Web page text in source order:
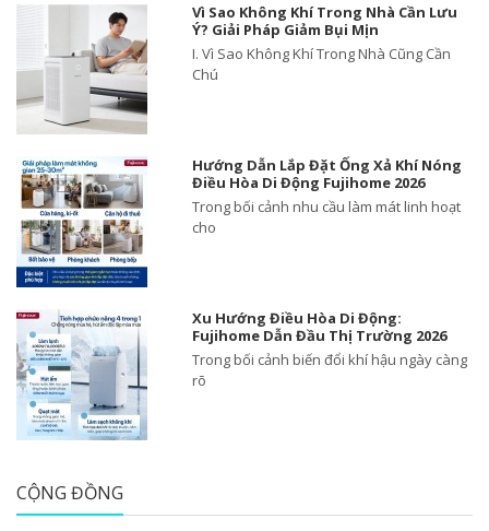
Vì Sao Không Khí Trong Nhà Cần Lưu
Ý? Giải Pháp Giảm Bụi Mịn
I. Vì Sao Không Khí Trong Nhà Cũng Cần
Chú
Hướng Dẫn Lắp Đặt Ống Xả Khí Nóng
Điều Hòa Di Động Fujihome 2026
Trong bối cảnh nhu cầu làm mát linh hoạt
cho
Xu Hướng Điều Hòa Di Động:
Fujihome Dẫn Đầu Thị Trường 2026
Trong bối cảnh biến đổi khí hậu ngày càng
rõ
CỘNG ĐỒNG